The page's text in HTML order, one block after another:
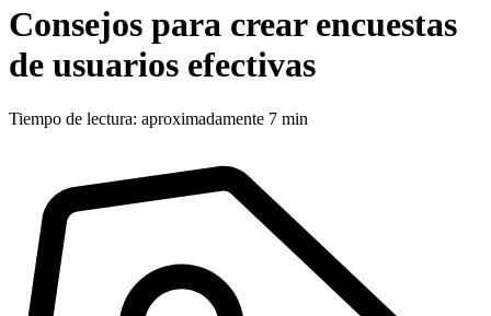
Consejos para crear encuestas
de usuarios efectivas
Tiempo de lectura: aproximadamente 7 min